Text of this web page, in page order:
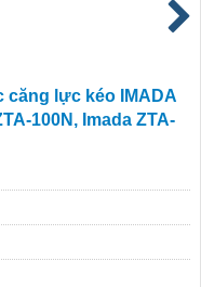
căng lực kéo IMADA
100N, Imada ZTA-